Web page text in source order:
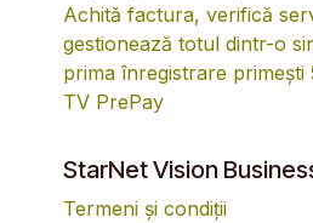
Achită factura, verifică
gestionează totul dintr-o
prima înregistrare primești
TV PrePay
StarNet Vision
Termeni și condiții